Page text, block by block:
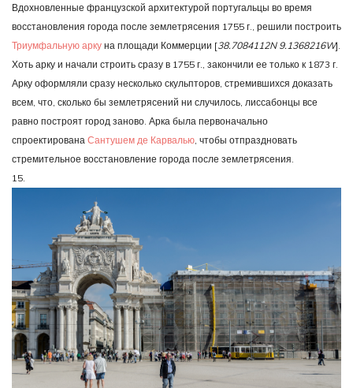
Вдохновленные французской архитектурой португальцы во время
восстановления города после землетрясения 1755 г., решили построить
Триумфальную арку на площади Коммерции [38.7084112N 9.1368216W].
Хоть арку и начали строить сразу в 1755 г., закончили ее только к 1873 г.
Арку оформляли сразу несколько скульпторов, стремившихся доказать
всем, что, сколько бы землетрясений ни случилось, лиссабонцы все
равно построят город заново. Арка была первоначально
спроектирована Сантушем де Карвалью , чтобы отпраздновать
стремительное восстановление города после землетрясения.
15.